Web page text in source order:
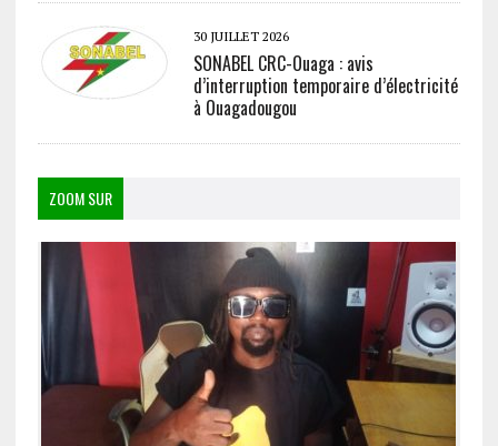
30 JUILLET 2026
SONABEL CRC-Ouaga : avis
d’interruption temporaire d’électricité
à Ouagadougou
ZOOM SUR